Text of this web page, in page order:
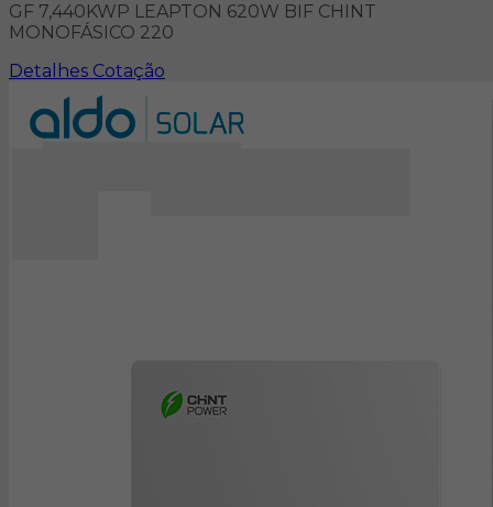
GF 7,440KWP LEAPTON 620W BIF CHINT
MONOFÁSICO 220
Detalhes Cotação